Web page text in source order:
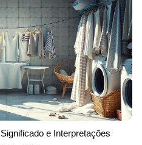
e Interpretações